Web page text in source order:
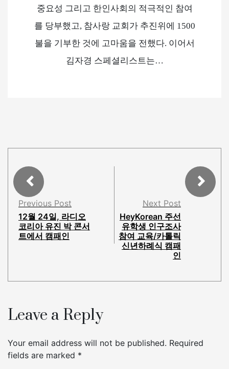
중요성 그리고 한인사회의 적극적인 참여
를 당부했고, 참사랑 교회가 추진위에 1500
불을 기부한 것에 고마움을 전했다. 이어서
김자경 스페셜리스트는…
Previous Post
12월 24일, 라디오
코리아 유진 박 콘서
트에서 캠패인
Next Post
HeyKorean 주선
유학생 인구조사
참여 교육/카톨릭
신년하례식 캠패
인
Leave a Reply
Your email address will not be published. Required
fields are marked *